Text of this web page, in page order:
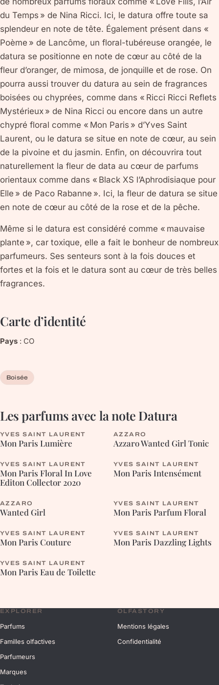
du Temps » de Nina Ricci. Ici, le datura offre toute sa
splendeur en note de tête. Également présent dans «
Poème » de Lancôme, un floral-tubéreuse orangée, le
datura se positionne en note de cœur au côté de la
fleur d’oranger, de mimosa, de jonquille et de rose. On
pourra aussi trouver du datura au sein de fragrances
boisées ou chyprées, comme dans « Ricci Ricci Reflets
Mystérieux » de Nina Ricci ou encore dans un autre
chypré floral comme « Mon Paris » d’Yves Saint
Laurent, ou le datura se situe en note de cœur, au sein
de la pivoine et du jasmin. Enfin, on découvrira tout
naturellement la fleur de data au cœur de parfums
orientaux comme dans « Black XS l’Aphrodisiaque pour
Elle » de Paco Rabanne ». Ici, la fleur de datura se situe
en note de cœur au côté de la rose et de la pêche.
Même si le datura est considéré comme « mauvaise
plante », car toxique, elle a fait le bonheur de nombreux
parfumeurs. Ses senteurs sont à la fois douces et
fortes et la fois et le datura sont au cœur de très belles
fragrances.
Carte d’identité
Pays : CO
Boisée
Les parfums avec la note Datura
FLEURIE
YVES SAINT LAURENT
Mon Paris Lumière FLEURIE
AZZARO
Azzaro Wanted Girl Tonic
CHYPRÉE
YVES SAINT LAURENT
Mon Paris Floral In Love
Editon Collector 2020
CHYPRÉE
YVES SAINT LAURENT
Mon Paris Intensément
FLEURIE
AZZARO
Wanted Girl FLEURIE
YVES SAINT LAURENT
Mon Paris Parfum Floral
CHYPRÉE
YVES SAINT LAURENT
Mon Paris Couture CHYPRÉE
YVES SAINT LAURENT
Mon Paris Dazzling Lights
CHYPRÉE
YVES SAINT LAURENT
Mon Paris Eau de Toilette
EXPLORER
Parfums
Familles olfactives
Parfumeurs
Marques
OLFASTORY
Mentions légales
Confidentialité